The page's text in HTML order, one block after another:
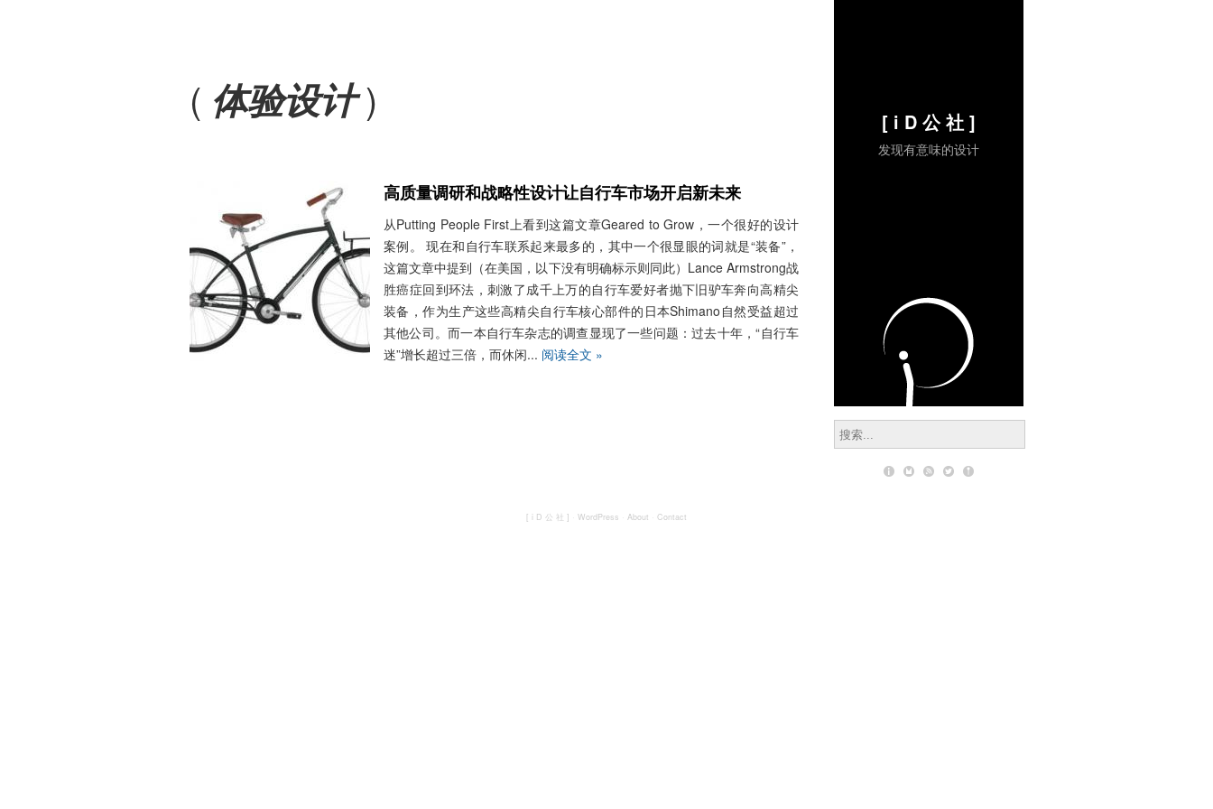
( 体验设计)
高质量调研和战略性设计让自行车市场开启新未来
从Putting People First上看到这篇文章Geared to Grow，一个很好的设计
案例。 现在和自行车联系起来最多的，其中一个很显眼的词就是“装备”，
这篇文章中提到（在美国，以下没有明确标示则同此）Lance Armstrong战
胜癌症回到环法，刺激了成千上万的自行车爱好者抛下旧驴车奔向高精尖
装备，作为生产这些高精尖自行车核心部件的日本Shimano自然受益超过
其他公司。而一本自行车杂志的调查显现了一些问题：过去十年，“自行车
迷”增长超过三倍，而休闲... 阅读全文 »
[ i D 公 社 ]
发现有意味的设计
[ i D 公 社 ] WordPress About Contact